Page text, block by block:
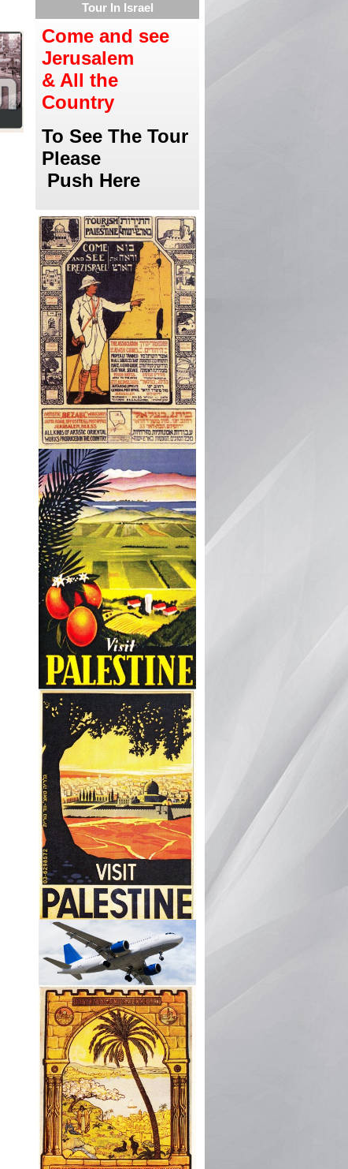
Tour In Israel
Come and see
Jerusalem
& All the
Country
To See The Tour
Please
Push Here